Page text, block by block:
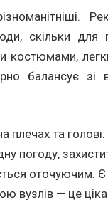
скільки для
костюмами,
балансує зі
плечах та
погоду,
оточуючим. Є
вузлів — це